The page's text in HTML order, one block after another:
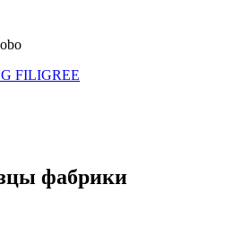
FILIGREE
фабрики